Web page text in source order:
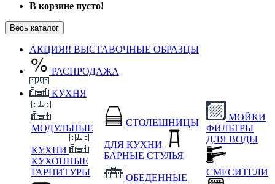
В корзине пусто!
Весь каталог
АКЦИЯ!! ВЫСТАВОЧНЫЕ ОБРАЗЦЫ
РАСПРОДАЖА
КУХНЯ
МОДУЛЬНЫЕ
КУХНИ
КУХОННЫЕ
ГАРНИТУРЫ
СТОЛЕШНИЦЫ
ДЛЯ КУХНИ
БАРНЫЕ СТУЛЬЯ
ОБЕДЕННЫЕ
МОЙКИ
ФИЛЬТРЫ
ДЛЯ ВОДЫ
СМЕСИТЕЛИ